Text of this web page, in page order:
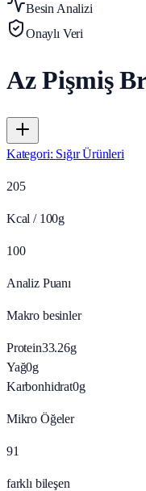
Besin Analizi
Onaylı Veri
Az Pişmiş
Kategori: Sığır Ürünleri
205
Kcal / 100g
100
Analiz Puanı
Makro besinler
Protein33.26g
Yağ0g
Karbonhidrat0g
Mikro Öğeler
91
farklı bileşen